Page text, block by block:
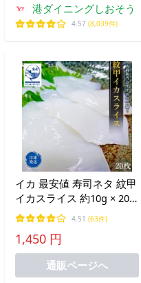
港ダイニングしおそう
4.57 (8,039件)
イカ 最安値 寿司ネタ 紋甲
イカスライス 約10g × 20
枚 寿司用 お刺身 手巻き
寿司 すし スシ 鮨 sushi 50
代 60代70代 80代 ギフト
2026 お中元 爆買
4.51 (63件)
1,450 円
通販ページへ